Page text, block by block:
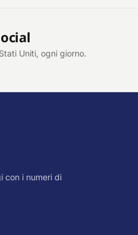
Uniti, ogni giorno.
con i numeri di